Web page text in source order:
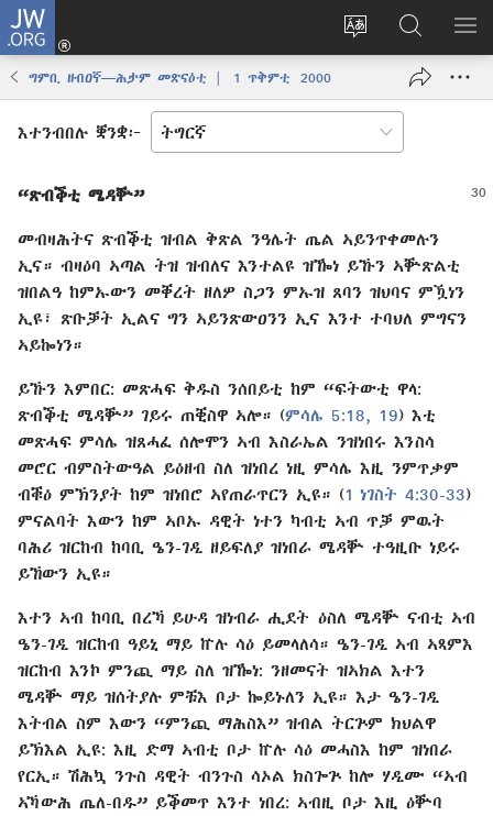
JW.ORG
ቋንቋ
እቶ
(opens
ኣብ
JW.ORG
ድለ
ግምቢ ዘብዐኛ—ሕታም መጽናዕቲ | 1 ጥቅምቲ 2000
እተንብበሉ ቛንቋ፦
“ጽብቕቲ ሜዳቝ”
መብዛሕትና ጽብቕቲ ዝብል ቅጽል ንዓሌት ጤል ኣይንጥቀመሉን
ኢና። ብዛዕባ ኣጣል ትዝ ዝብለና እንተልዩ ዝዀነ ይኹን ኣቝጽልቲ
ዝበልዓ ከምኡውን መቐረት ዘለዎ ስጋን ምኡዝ ጸባን ዝህባና ምዃነን
ኢዩ፣ ጽቡቓት ኢልና ግን ኣይንጽውዐንን ኢና እንተ ተባህለ ምግናን
ኣይኰነን።
ይኹን እምበር: መጽሓፍ ቅዱስ ንሰበይቲ ከም “ፍት⁠ውቲ ዋላ:
ጽብቕቲ ሜዳቝ” ገይሩ ጠቒስዋ ኣሎ። (ምሳሌ 5:​18, 19) እቲ
መጽሓፍ ምሳሌ ዝጸሓፈ ሰሎሞን ኣብ እስራኤል ንዝነበሩ እንስሳ
መሮር ብምስትውዓል ይዕዘብ ስለ ዝነበረ ነዚ ምሳሌ እዚ ንምጥቃም
ብቑዕ ምኽንያት ከም ዝነበሮ ኣየጠራጥርን ኢዩ። (1 ነገስት 4:⁠30-33)
ምናልባት እውን ከም ኣቦኡ ዳዊት ነተን ካብቲ ኣብ ጥቓ ምዉት
ባሕሪ ዝርከብ ከባቢ ዔን⁠-​ገዲ ዘይፍለያ ዝነበራ ሜዳቝ ተዓዚቡ ነይሩ
ይኸውን ኢዩ።
እተን ኣብ ከባቢ በረኻ ይሁዳ ዝነብራ ሒደት ዕስለ ሜዳቝ ናብቲ ኣብ
ዔን⁠-​ገዲ ዝርከብ ዓይኒ ማይ ኵሉ ሳዕ ይመላለሳ። ዔን⁠-​ገዲ ኣብ ኣጻምእ
ዝርከብ እንኮ ምንጪ ማይ ስለ ዝዀነ: ንዘመናት ዝኣክል እተን
ሜዳቝ ማይ ዝሰትያሉ ምቹእ ቦታ ኰይኑለን ኢዩ። እታ ዔን⁠-​ገዲ
እትብል ስም እውን “ምንጪ ማሕስእ” ዝብል ትርጕም ክህልዋ
ይኽእል ኢዩ: እዚ ድማ ኣብቲ ቦታ ኵሉ ሳዕ መሓስእ ከም ዝነበራ
የርኢ። ሽሕኳ ንጉስ ዳዊት ብንጉስ ሳኦል ክስጐጕ ከሎ ሃዲሙ “ኣብ
ኣኻውሕ ጤለ⁠-​በዱ” ይቕመጥ እንተ ነበረ: ኣብዚ ቦታ እዚ ዕቝባ